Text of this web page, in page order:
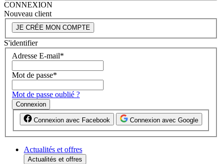
CONNEXION
Nouveau client
JE CRÉE MON COMPTE
S'identifier
Adresse E-mail*
Mot de passe*
Mot de passe oublié ?
Connexion
Connexion avec Facebook Connexion avec Google
Actualités et offres
Actualités et offres